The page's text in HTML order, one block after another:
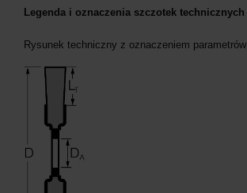
Legenda i oznaczenia szczotek technicznych
Rysunek techniczny z oznaczeniem parametrów